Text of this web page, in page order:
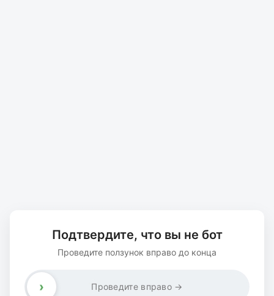
Подтвердите, что вы не бот
Проведите ползунок вправо до конца
Проведите вправо →
›